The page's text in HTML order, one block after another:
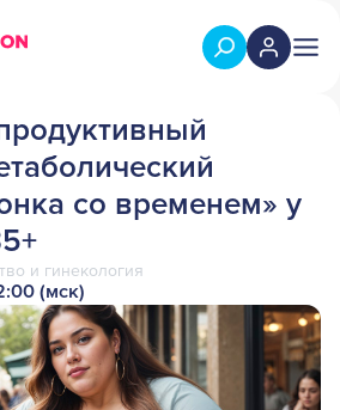
со временем» у
и гинекология
(мск)